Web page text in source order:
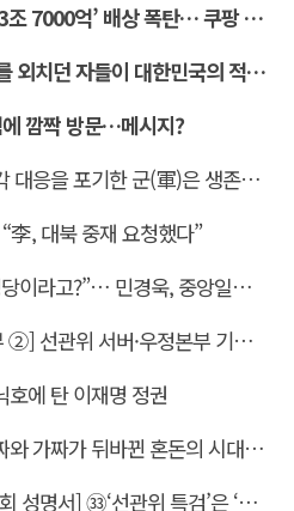
과징금 6000억 이어 ‘3조 7000억’ 배상 폭탄… 쿠팡 때리기에 한미 통상 ‘초비상’
[김태산 칼럼] 민주화를 외치던 자들이 대한민국의 적이고 간첩이었다
깜짝 방문…메시지?
[박필규 안보칼럼] 즉각 대응을 포기한 군(軍)은 생존할 수 없다
李, 대북 중재 요청했다”
“자유와혁신이 극우정당이라고?”… 민경욱, 중앙일보 직격
[부정선거 특검법 해부 ②] 선관위 서버·우정본부 기록까지…‘증거를 끌어오는 칼’
에 탄 이재명 정권
[박필규 안보칼럼] 진짜와 가짜가 뒤바뀐 혼돈의 시대, 안보 파탄은 막아야
[서버까 육사구국동지회 성명서] ㉝‘선관위 특검’은 ‘부정선거 특검’으로 명명하고 박주현 변호사를 ‘특검’으로 임명하라!